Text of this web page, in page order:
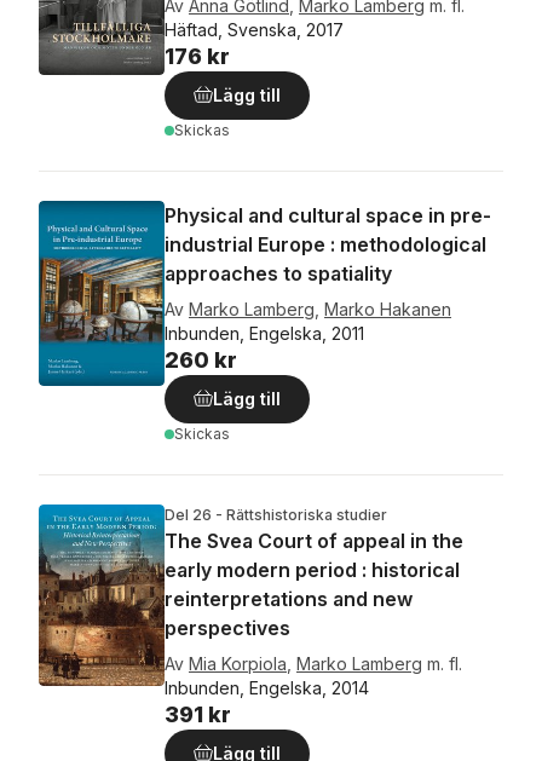
Av Anna Götlind Marko Lamberg m. fl.
Häftad, Svenska, 2017
176 kr
Lägg till
Skickas
Physical and cultural space in pre-
industrial Europe : methodological
approaches to spatiality
Av Marko Lamberg Marko Hakanen
Inbunden, Engelska, 2011
260 kr
Lägg till
Skickas
Del 26 - Rättshistoriska studier
The Svea Court of appeal in the
early modern period : historical
reinterpretations and new
perspectives
Av Mia Korpiola Marko Lamberg m. fl.
Inbunden, Engelska, 2014
391 kr
Lägg till